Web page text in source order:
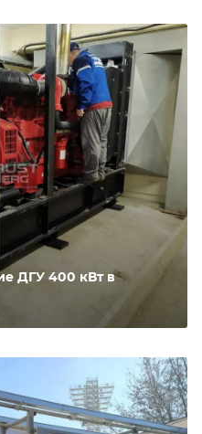
ДГУ 400 кВт в